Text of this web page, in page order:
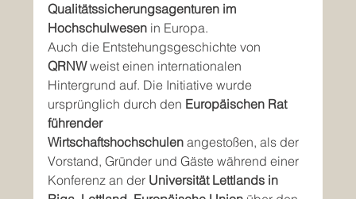
Qualitätssicherungsagenturen im
Hochschulwesen in Europa.
Auch die Entstehungsgeschichte von
QRNW weist einen internationalen
Hintergrund auf. Die Initiative wurde
ursprünglich durch den Europäischen Rat
führender
Wirtschaftshochschulen angestoßen, als der
Vorstand, Gründer und Gäste während einer
Konferenz an der Universität Lettlands in